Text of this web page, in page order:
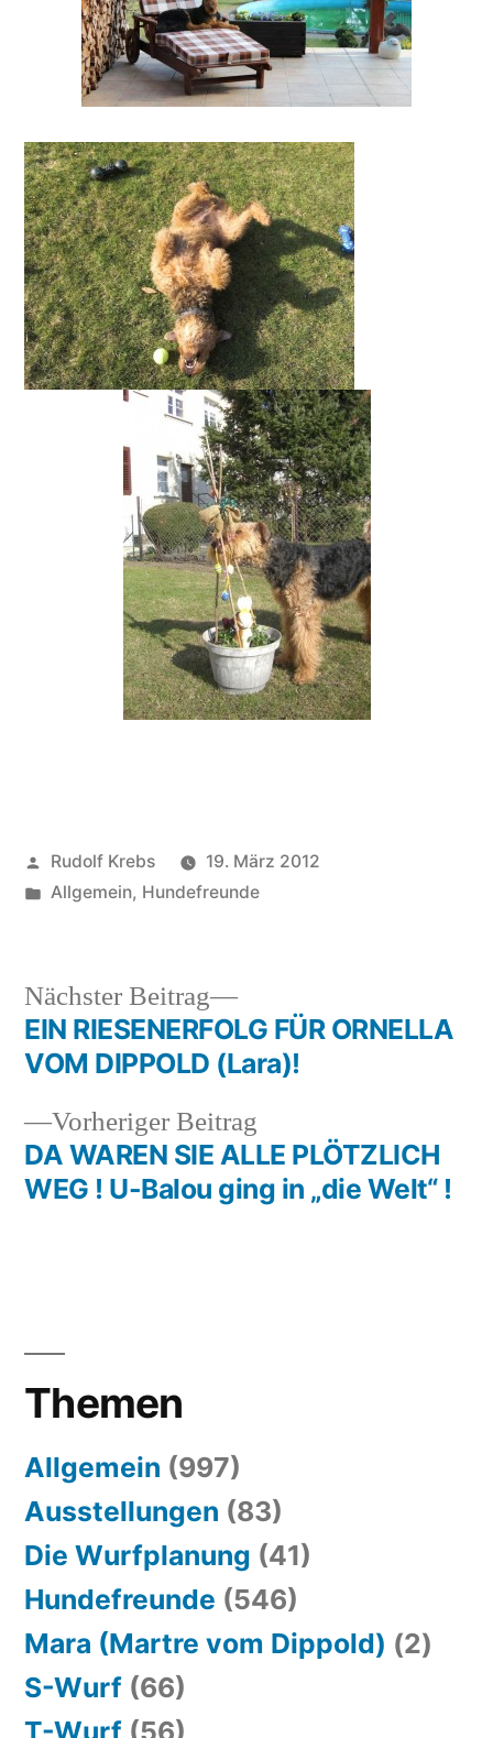
Veröffentlicht
von
Rudolf Krebs
19. März 2012
Veröffentlicht
Allgemein, Hundefreunde
Beitragsnavigation
Vorheriger Beitrag
Beitrag:
DA WAREN SIE ALLE PLÖTZLICH
WEG ! U-Balou ging in „die Welt“ !
Nächster Beitrag
Nächster
Beitrag:
EIN RIESENERFOLG FÜR ORNELLA
VOM DIPPOLD (Lara)!
Themen
Allgemein (997)
Ausstellungen (83)
Die Wurfplanung (41)
Hundefreunde (546)
Mara (Martre vom Dippold) (2)
S-Wurf (66)
T-Wurf (56)